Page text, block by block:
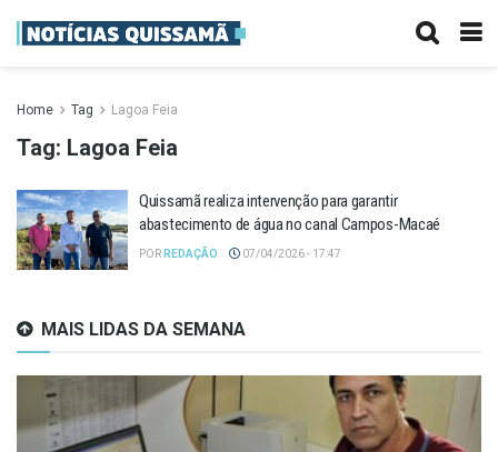
Home Tag Lagoa Feia
Tag: Lagoa Feia
Quissamã realiza intervenção para garantir
abastecimento de água no canal Campos-Macaé
POR REDAÇÃO 07/04/2026 - 17:47
MAIS LIDAS DA SEMANA